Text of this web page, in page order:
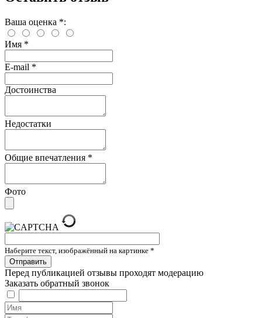
Ваша оценка *:
Имя *
E-mail *
Достоинства
Недостатки
Общие впечатления *
Фото
Наберите текст, изображённый на картинке *
Перед публикацией отзывы проходят модерацию
Заказать обратный звонок